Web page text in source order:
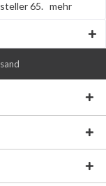
65. mehr